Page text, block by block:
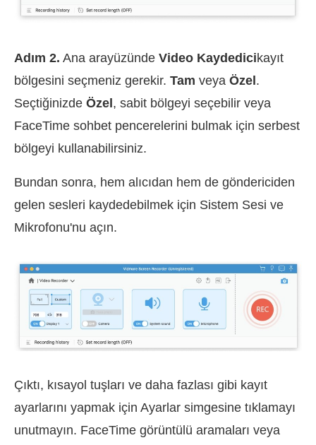
Adım 2. Ana arayüzünde Video Kaydedicikayıt
bölgesini seçmeniz gerekir. Tam veya Özel .
Seçtiğinizde Özel , sabit bölgeyi seçebilir veya
FaceTime sohbet pencerelerini bulmak için serbest
bölgeyi kullanabilirsiniz.
Bundan sonra, hem alıcıdan hem de göndericiden
gelen sesleri kaydedebilmek için Sistem Sesi ve
Mikrofonu'nu açın.
Çıktı, kısayol tuşları ve daha fazlası gibi kayıt
ayarlarını yapmak için Ayarlar simgesine tıklamayı
unutmayın. FaceTime görüntülü aramaları veya